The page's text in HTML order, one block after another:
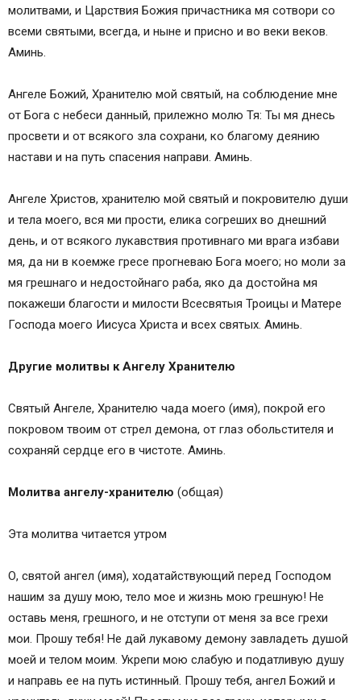
Молитва Ангелу-хранителю за детей
Молитва Ангелу-хранителю о помощи в любви
Благодарственная молитва Ангелу-хранителю
молитвами, и Царствия Божия причастника мя сотвори со
всеми святыми, всегда, и ныне и присно и во веки веков.
Аминь.
Ангеле Божий, Хранителю мой святый, на соблюдение мне
от Бога с небеси данный, прилежно молю Тя: Ты мя днесь
просвети и от всякого зла сохрани, ко благому деянию
настави и на путь спасения направи. Аминь.
Ангеле Христов, хранителю мой святый и покровителю души
и тела моего, вся ми прости, елика согреших во днешний
день, и от всякого лукавствия противнаго ми врага избави
мя, да ни в коемже гресе прогневаю Бога моего; но моли за
мя грешнаго и недостойнаго раба, яко да достойна мя
покажеши благости и милости Всесвятыя Троицы и Матере
Господа моего Иисуса Христа и всех святых. Аминь.
Другие молитвы к Ангелу Хранителю
Святый Ангеле, Хранителю чада моего (имя), покрой его
покровом твоим от стрел демона, от глаз обольстителя и
сохраняй сердце его в чистоте. Аминь.
Молитва ангелу-хранителю (общая)
Эта молитва читается утром
О, святой ангел (имя), ходатайствующий перед Господом
нашим за душу мою, тело мое и жизнь мою грешную! Не
оставь меня, грешного, и не отступи от меня за все грехи
мои. Прошу тебя! Не дай лукавому демону завладеть душой
моей и телом моим. Укрепи мою слабую и податливую душу
и направь ее на путь истинный. Прошу тебя, ангел Божий и